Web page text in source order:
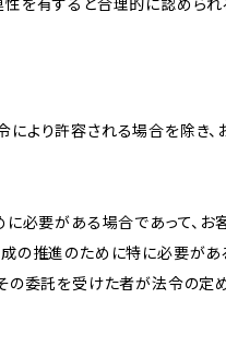
性を有すると合理的に認めら
により許容される場合を除き
に必要がある場合であって、
の推進のために特に必要が
の委託を受けた者が法令の